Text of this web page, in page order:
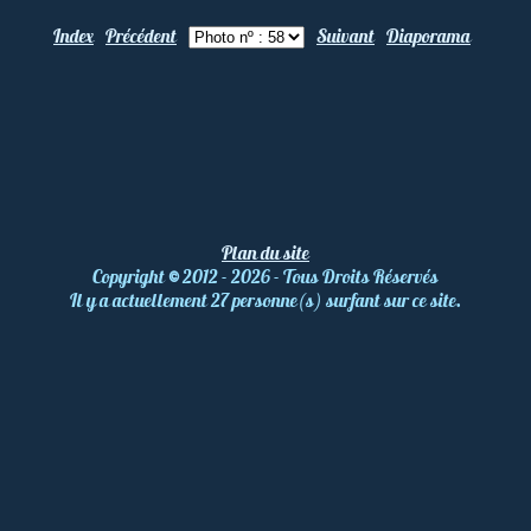
Index Précédent Suivant Diaporama
Plan du site
Copyright©2012 - 2026 - Tous Droits Réservés
Il y a actuellement 27 personne(s) surfant sur ce site.